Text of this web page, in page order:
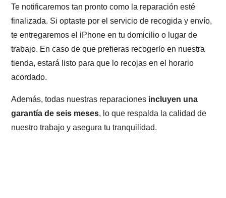
Te notificaremos tan pronto como la reparación esté
finalizada. Si optaste por el servicio de recogida y envío,
te entregaremos el iPhone en tu domicilio o lugar de
trabajo. En caso de que prefieras recogerlo en nuestra
tienda, estará listo para que lo recojas en el horario
acordado.
Además, todas nuestras reparaciones incluyen una
garantía de seis meses, lo que respalda la calidad de
nuestro trabajo y asegura tu tranquilidad.